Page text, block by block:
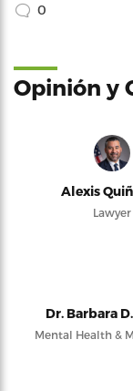
0
Opinión y
Alexis
Lawyer
Dr. Barbara
Mental Health &